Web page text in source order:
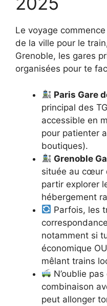
Le voyage
de la ville pour le
Grenoble, les gares
organisées pour te
Paris Gare
principal des
accessible en
pour patienter
boutiques).
Grenoble
située au cœur
partir explorer
hébergement
Parfois, les
notamment si
économique
mêlant trains
N’oublie
combinaison
peut allonger